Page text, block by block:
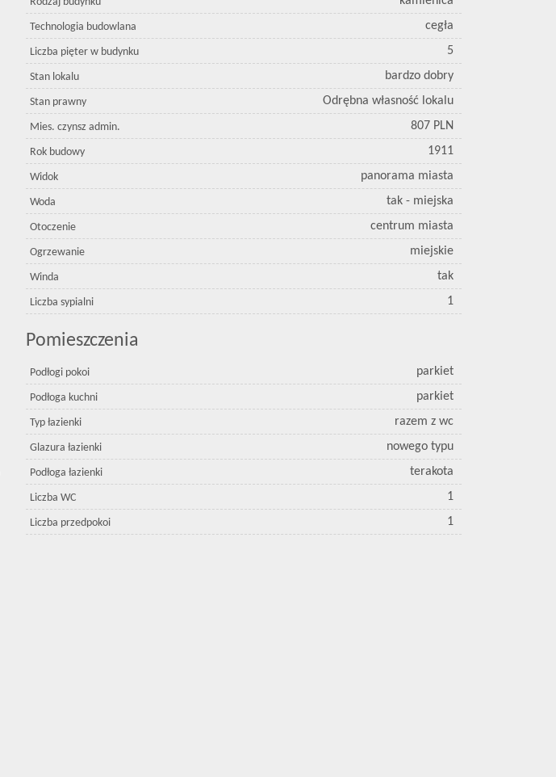
Technologia budowlana cegła
Liczba pięter w budynku 5
Stan lokalu bardzo dobry
Stan prawny Odrębna własność lokalu
Mies. czynsz admin. 807 PLN
Rok budowy 1911
Widok panorama miasta
Woda tak - miejska
Otoczenie centrum miasta
Ogrzewanie miejskie
Winda tak
Liczba sypialni 1
Pomieszczenia
Podłogi pokoi parkiet
Podłoga kuchni parkiet
Typ łazienki razem z wc
Glazura łazienki nowego typu
Podłoga łazienki terakota
Liczba WC 1
Liczba przedpokoi 1